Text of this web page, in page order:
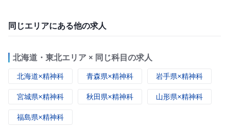
同じエリアにある他の求人
北海道・東北エリア × 同じ科目の求人
北海道×精神科 青森県×精神科 岩手県×精神科
宮城県×精神科 秋田県×精神科 山形県×精神科
福島県×精神科